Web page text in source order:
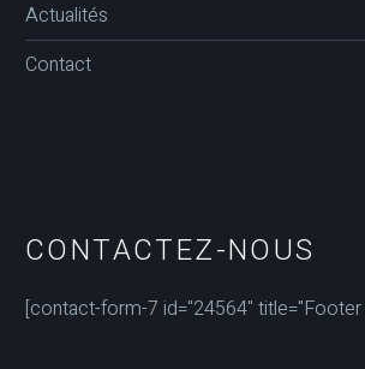
Actualités
Contact
CONTACTEZ-NOUS
[contact-form-7 id="24564"